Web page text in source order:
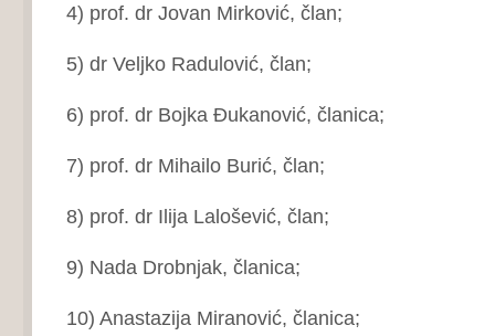
4) prof. dr Jovan Mirković, član;
5) dr Veljko Radulović, član;
6) prof. dr Bojka Đukanović, članica;
7) prof. dr Mihailo Burić, član;
8) prof. dr Ilija Lalošević, član;
9) Nada Drobnjak, članica;
10) Anastazija Miranović, članica;